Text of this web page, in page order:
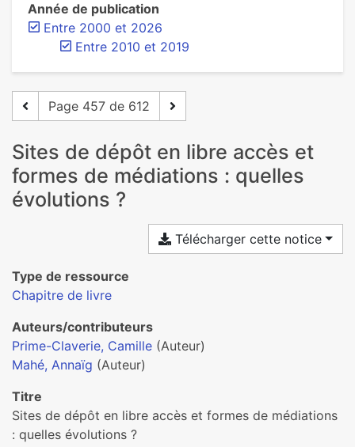
Année de publication
Entre 2000 et 2026
Entre 2010 et 2019
Page 457 de 612
Sites de dépôt en libre accès et
formes de médiations : quelles
évolutions ?
Télécharger cette notice
Type de ressource
Chapitre de livre
Auteurs/contributeurs
Prime-Claverie, Camille (Auteur)
Mahé, Annaïg (Auteur)
Titre
Sites de dépôt en libre accès et formes de médiations
: quelles évolutions ?